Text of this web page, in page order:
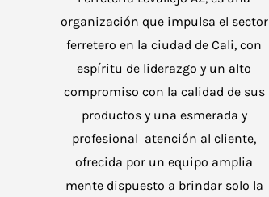
organización que impulsa el sector
ferretero en la ciudad de Cali, con
espíritu de liderazgo y un alto
compromiso con la calidad de sus
productos y una esmerada y
profesional atención al cliente,
ofrecida por un equipo amplia
mente dispuesto a brindar solo la